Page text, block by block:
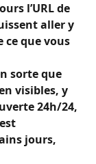
l’URL de
aller y
que vous
sorte que
visibles, y
24h/24,
jours,